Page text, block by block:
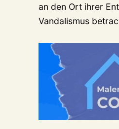
an den Ort ihrer
Vandalismus